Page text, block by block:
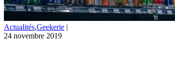
Actualités,Geekerie |
24 novembre 2019